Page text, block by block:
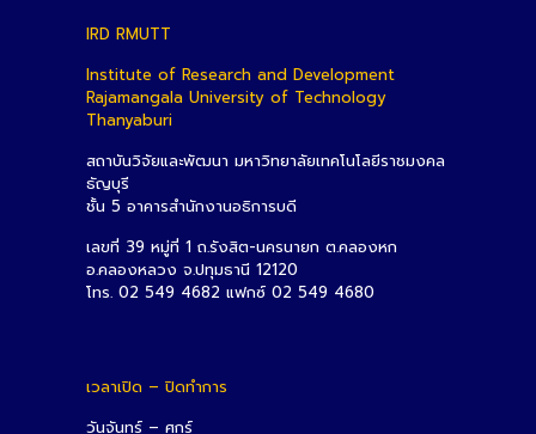
IRD RMUTT
Institute of Research and Development
Rajamangala University of Technology
Thanyaburi
สถาบันวิจัยและพัฒนา มหาวิทยาลัยเทคโนโลยีราชมงคล
ธัญบุรี
ชั้น 5 อาคารสำนักงานอธิการบดี
เลขที่ 39 หมู่ที่ 1 ถ.รังสิต-นครนายก ต.คลองหก
อ.คลองหลวง จ.ปทุมธานี 12120
โทร. 02 549 4682 แฟกซ์ 02 549 4680
เวลาเปิด – ปิดทำการ
วันจันทร์ – ศุกร์